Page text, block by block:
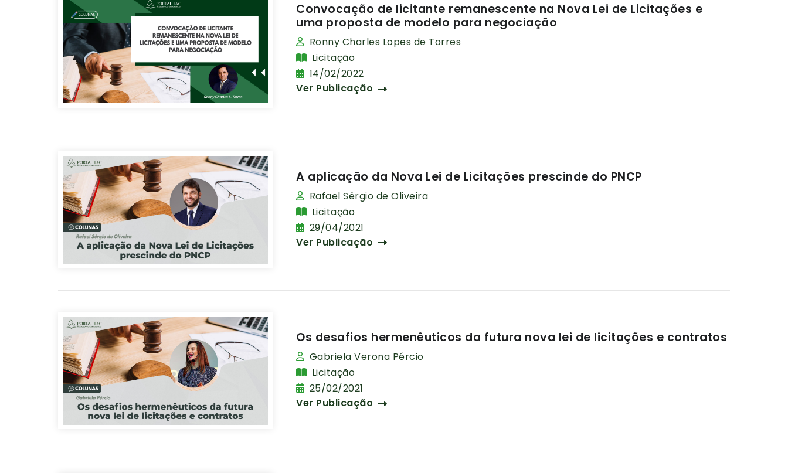
Convocação de licitante remanescente na Nova Lei de Licitações e
uma proposta de modelo para negociação
Ronny Charles Lopes de Torres
Licitação
14/02/2022
Ver Publicação
A aplicação da Nova Lei de Licitações prescinde do PNCP
Rafael Sérgio de Oliveira
Licitação
29/04/2021
Ver Publicação
Os desafios hermenêuticos da futura nova lei de licitações e contratos
Gabriela Verona Pércio
Licitação
25/02/2021
Ver Publicação